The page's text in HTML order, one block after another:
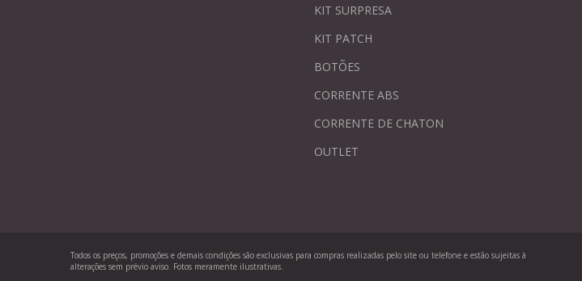
KIT SURPRESA
KIT PATCH
BOTÕES
CORRENTE ABS
CORRENTE DE CHATON
OUTLET
Todos os preços, promoções e demais condições são exclusivas para compras realizadas pelo site ou telefone e estão sujeitas à
alterações sem prévio aviso. Fotos meramente ilustrativas.